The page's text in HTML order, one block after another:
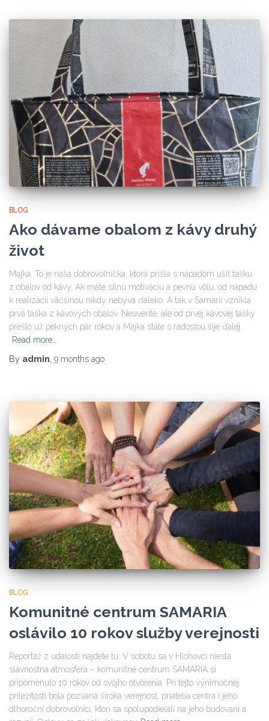
BLOG
Ako dávame obalom z kávy druhý
život
Majka. To je naša dobrovoľníčka, ktorá prišla s nápadom ušiť tašku
z obalov od kávy. Ak máte silnú motiváciu a pevnú vôľu, od nápadu
k realizácii väčšinou nikdy nebýva ďaleko. A tak v Samarii vznikla
prvá taška z kávových obalov. Neuveríte, ale od prvej kávovej tašky
prešlo už pekných pár rokov a Majka stále s radosťou šije ďalej.
Read more…
By admin, 9 months ago
BLOG
Komunitné centrum SAMARIA
oslávilo 10 rokov služby verejnosti
Reportáž z udalosti nájdete tu: V sobotu sa v Hlohovci niesla
slávnostná atmosféra – komunitné centrum SAMARIA si
pripomenulo 10 rokov od svojho otvorenia. Pri tejto výnimočnej
príležitosti bola pozvaná široká verejnosť, priatelia centra i jeho
dlhoroční dobrovoľníci, ktorí sa spolupodieľali na jeho budovaní a